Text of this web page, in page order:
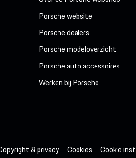
Porsche website
Porsche dealers
Porsche modeloverzicht
Porsche auto accessoires
Werken bij Porsche
& privacy Cookies Cookie